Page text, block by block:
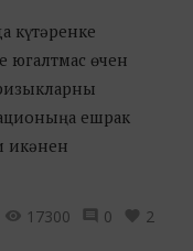
күтәренке
югалтмас өчен
ешрак
икәнен
17300
0 2